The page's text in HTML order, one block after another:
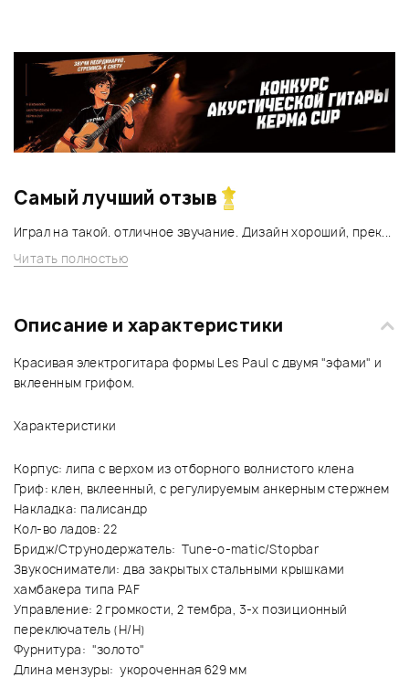
Самый лучший отзыв
Играл на такой. отличное звучание. Дизайн хороший, прек...
Читать полностью
Описание и характеристики
Красивая электрогитара формы Les Paul с двумя "эфами" и
вклеенным грифом.
Характеристики
Корпус: липа с верхом из отборного волнистого клена
Гриф: клен, вклеенный, с регулируемым анкерным стержнем
Накладка: палисандр
Кол-во ладов: 22
Бридж/Струнодержатель: Tune-o-matic/Stopbar
Звукосниматели: два закрытых стальными крышками
хамбакера типа PAF
Управление: 2 громкости, 2 тембра, 3-х позиционный
переключатель (H/H)
Фурнитура: "золото"
Длина мензуры: укороченная 629 мм